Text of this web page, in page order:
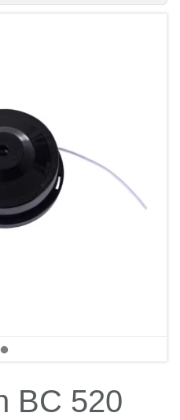
BC 520